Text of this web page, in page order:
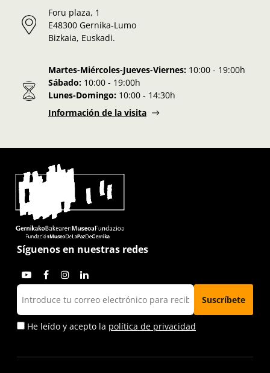
Foru plaza, 1
E48300 Gernika-Lumo
Bizkaia, Euskadi.
Martes-Miércoles-Jueves-Viernes: 10:00 - 19:00h
Sábado: 10:00 - 19:00h
Lunes-Domingo: 10:00 - 14:30h
Información de la visita
Síguenos en nuestras redes
He leído y acepto la política de privacidad